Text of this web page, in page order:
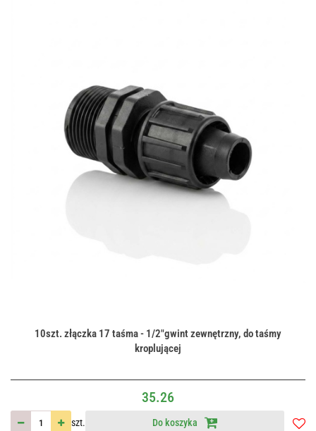
10szt. złączka 17 taśma - 1/2"gwint zewnętrzny, do taśmy
kroplującej
35.26
szt. Do koszyka